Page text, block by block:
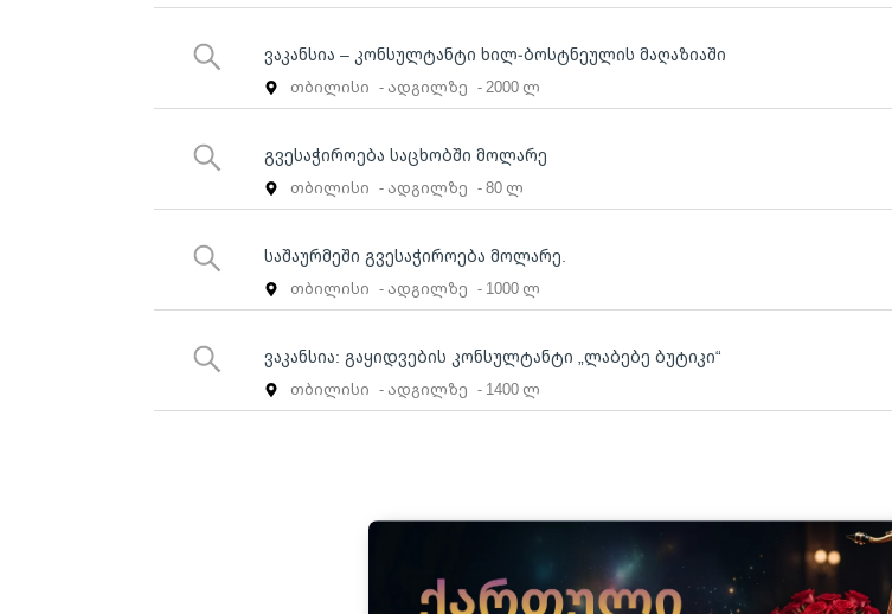
ვაკანსია – კონსულტანტი ხილ-ბოსტნეულის მაღაზიაში
თბილისი - ადგილზე - 2000 ლ
გვესაჭიროება საცხობში მოლარე
თბილისი - ადგილზე - 80 ლ
საშაურმეში გვესაჭიროება მოლარე.
თბილისი - ადგილზე - 1000 ლ
ვაკანსია: გაყიდვების კონსულტანტი „ლაბებე ბუტიკი“
თბილისი - ადგილზე - 1400 ლ